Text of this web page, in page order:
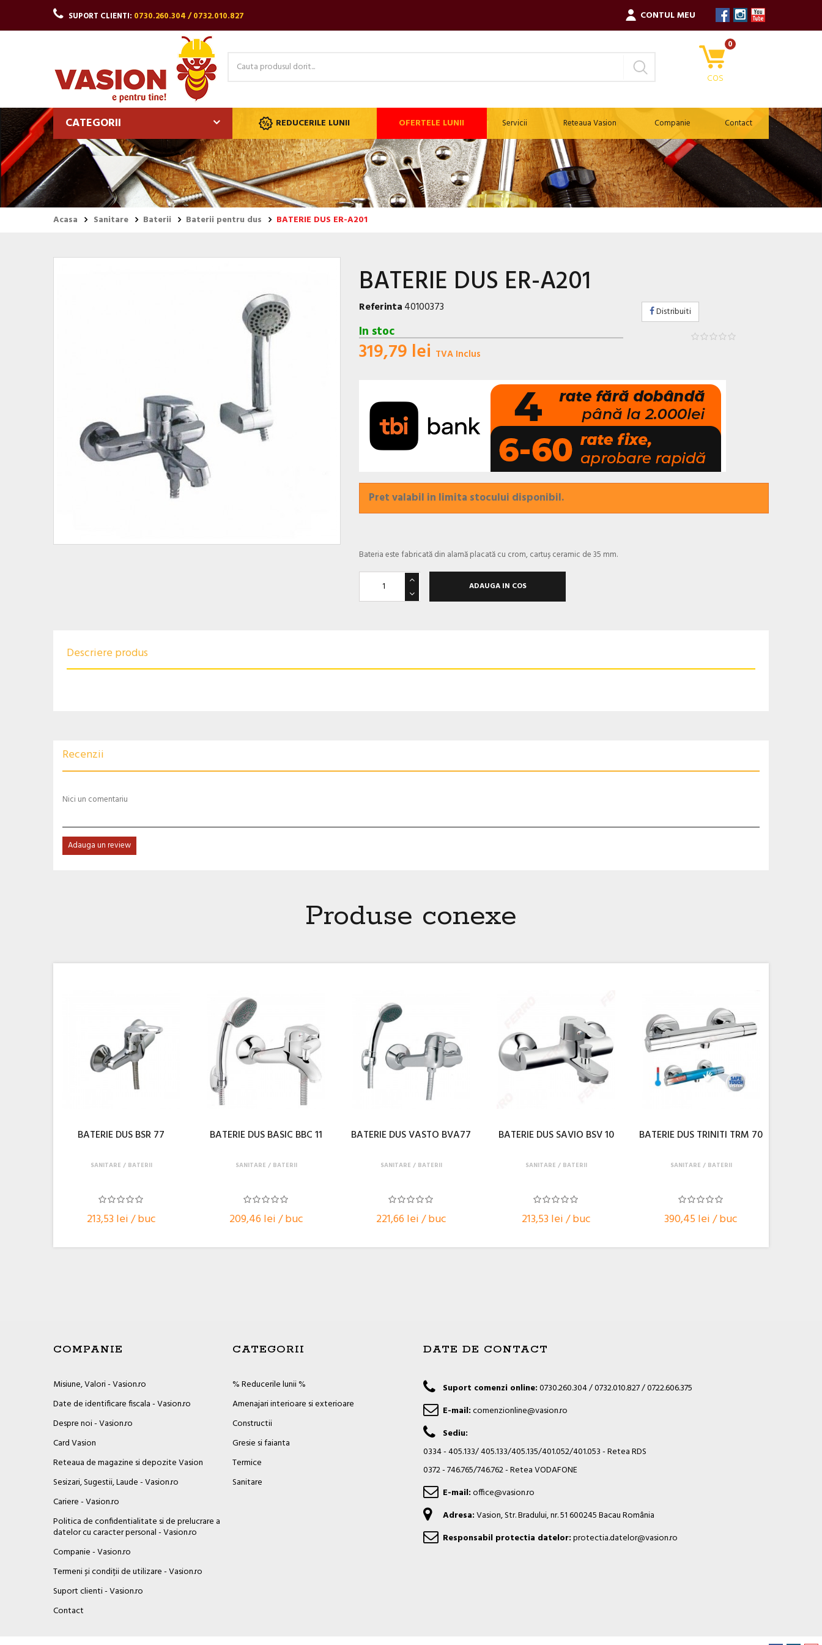
SUPORT CLIENTI: 0730.260.304 / 0732.010.827 CONTUL MEU
0
COS
CATEGORII REDUCERILE LUNII OFERTELE LUNII Servicii Reteaua Vasion Companie Contact
Acasa Sanitare Baterii Baterii pentru dus BATERIE DUS ER-A201
BATERIE DUS ER-A201
Referinta40100373
In stoc
319,79 lei TVA Inclus
Distribuiti
Pret valabil in limita stocului disponibil.
Bateria este fabricată din alamă placată cu crom, cartuș ceramic de 35 mm.
ADAUGA IN COS
Descriere produs
Recenzii
Nici un comentariu
Adauga un review
Produse conexe
BATERIE DUS BSR 77
213,53 lei / buc
SANITARE BATERII
BATERIE DUS BASIC BBC 11
209,46 lei / buc
SANITARE BATERII
BATERIE DUS VASTO BVA77
221,66 lei / buc
SANITARE BATERII
BATERIE DUS SAVIO BSV 10
213,53 lei / buc
SANITARE BATERII
BATERIE DUS TRINITI TRM 70
390,45 lei / buc
SANITARE BATERII
COMPANIE
Misiune, Valori - Vasion.ro
Date de identificare fiscala - Vasion.ro
Despre noi - Vasion.ro
Card Vasion
Reteaua de magazine si depozite Vasion
Sesizari, Sugestii, Laude - Vasion.ro
Cariere - Vasion.ro
Politica de confidentialitate si de prelucrare a
datelor cu caracter personal - Vasion.ro
Companie - Vasion.ro
Termeni și condiții de utilizare - Vasion.ro
Suport clienti - Vasion.ro
Contact
CATEGORII
% Reducerile lunii %
Amenajari interioare si exterioare
Constructii
Gresie si faianta
Termice
Sanitare
DATE DE CONTACT
Suport comenzi online:0730.260.304 / 0732.010.827 / 0722.606.375
E-mail:comenzionline@vasion.ro
Sediu:
0334 - 405.133/ 405.133/405.135/401.052/401.053 - Retea RDS
0372 - 746.765/746.762 - Retea VODAFONE
E-mail:office@vasion.ro
Adresa:Vasion, Str. Bradului, nr. 51 600245 Bacau România
Responsabil protectia datelor:protectia.datelor@vasion.ro